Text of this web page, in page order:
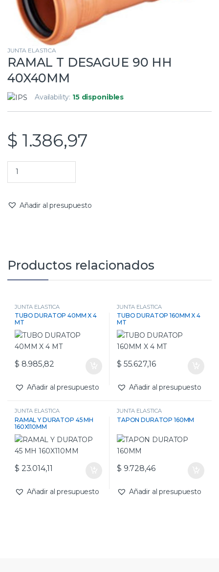
JUNTA ELASTICA
RAMAL T DESAGUE 90 HH
40X40MM
Availability: 15 disponibles
$ 1.386,97
Añadir al presupuesto
Productos relacionados
JUNTA ELASTICA
TUBO DURATOP 40MM X 4
MT
$ 8.985,82
Añadir al presupuesto
JUNTA ELASTICA
TUBO DURATOP 160MM X 4
MT
$ 55.627,16
Añadir al presupuesto
JUNTA ELASTICA
RAMAL Y DURATOP 45 MH
160X110MM
$ 23.014,11
Añadir al presupuesto
JUNTA ELASTICA
TAPON DURATOP 160MM
$ 9.728,46
Añadir al presupuesto